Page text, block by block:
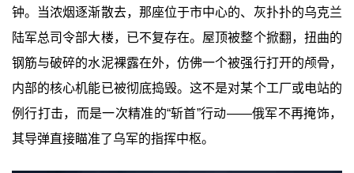
钟。当浓烟逐渐散去，那座位于市中心的、灰扑扑的乌克兰
陆军总司令部大楼，已不复存在。屋顶被整个掀翻，扭曲的
钢筋与破碎的水泥裸露在外，仿佛一个被强行打开的颅骨，
内部的核心机能已被彻底捣毁。这不是对某个工厂或电站的
例行打击，而是一次精准的“斩首”行动——俄军不再掩饰，
其导弹直接瞄准了乌军的指挥中枢。